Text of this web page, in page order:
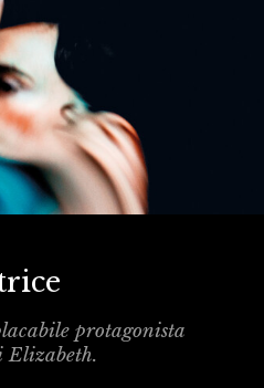
protagonista
Elizabeth.